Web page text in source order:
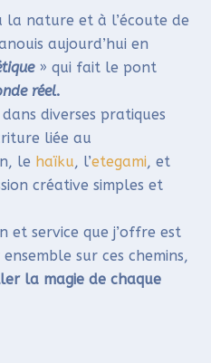
nature et à l’écoute de
aujourd’hui en
» qui fait le pont
réel.
diverses pratiques
liée au
le haïku, l’etegami, et
créative simples et
et service que j’offre est
sur ces chemins,
la magie de chaque